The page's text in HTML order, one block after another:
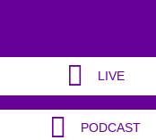
LIVE
PODCAST